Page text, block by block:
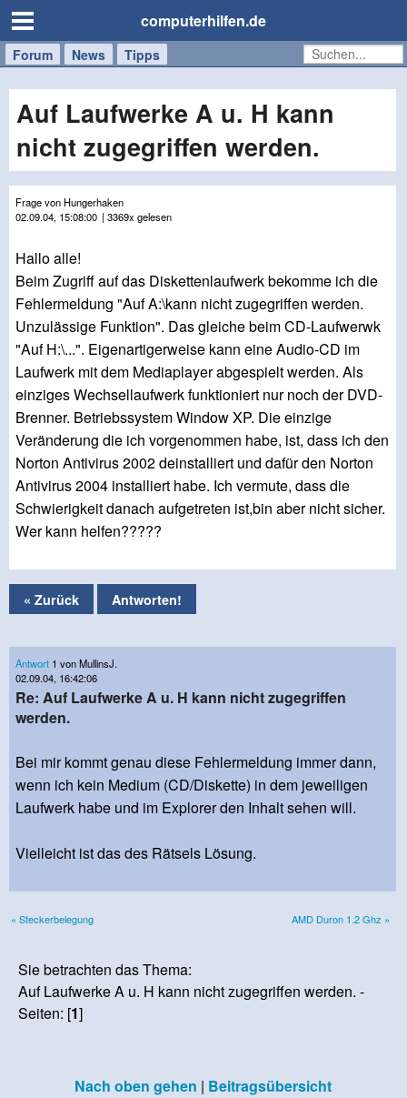
computerhilfen.de
Forum News Tipps
Handy
Tablet
Windows
Mac
Auf Laufwerke A u. H kann
nicht zugegriffen werden.
Frage von Hungerhaken
02.09.04, 15:08:00 | 3369x gelesen
Hallo alle!
Beim Zugriff auf das Diskettenlaufwerk bekomme ich die
Fehlermeldung "Auf A:\kann nicht zugegriffen werden.
Unzulässige Funktion". Das gleiche beim CD-Laufwerwk
"Auf H:\...". Eigenartigerweise kann eine Audio-CD im
Laufwerk mit dem Mediaplayer abgespielt werden. Als
einziges Wechsellaufwerk funktioniert nur noch der DVD-
Brenner. Betriebssystem Window XP. Die einzige
Veränderung die ich vorgenommen habe, ist, dass ich den
Norton Antivirus 2002 deinstalliert und dafür den Norton
Antivirus 2004 installiert habe. Ich vermute, dass die
Schwierigkeit danach aufgetreten ist,bin aber nicht sicher.
Wer kann helfen?????
« Zurück Antworten!
Antwort 1 von MullinsJ.
02.09.04, 16:42:06
Re: Auf Laufwerke A u. H kann nicht zugegriffen
werden.
Bei mir kommt genau diese Fehlermeldung immer dann,
wenn ich kein Medium (CD/Diskette) in dem jeweiligen
Laufwerk habe und im Explorer den Inhalt sehen will.
Vielleicht ist das des Rätsels Lösung.
« Steckerbelegung AMD Duron 1.2 Ghz »
Sie betrachten das Thema:
Auf Laufwerke A u. H kann nicht zugegriffen werden. -
Seiten: [1]
Nach oben gehen | Beitragsübersicht